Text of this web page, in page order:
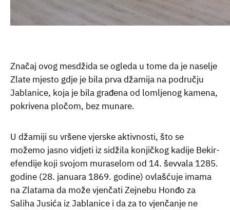
Značaj ovog mesdžida se ogleda u tome da je naselje
Zlate mjesto gdje je bila prva džamija na području
Jablanice, koja je bila građena od lomljenog kamena,
pokrivena pločom, bez munare.
U džamiji su vršene vjerske aktivnosti, što se
možemo jasno vidjeti iz sidžila konjičkog kadije Bekir-
efendije koji svojom muraselom od 14. ševvala 1285.
godine (28. januara 1869. godine) ovlašćuje imama
na Zlatama da može vjenčati Zejnebu Honđo za
Saliha Jusića iz Jablanice i da za to vjenčanje ne